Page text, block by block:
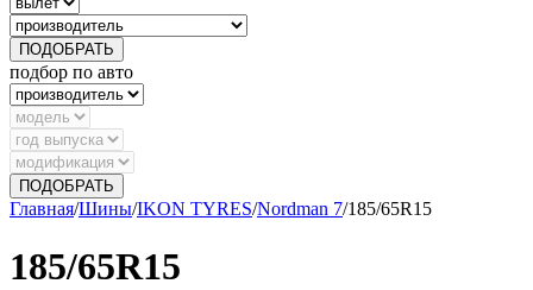
ПОДОБРАТЬ
подбор по авто
ПОДОБРАТЬ
Главная/Шины/IKON TYRES/Nordman 7/185/65R15
185/65R15